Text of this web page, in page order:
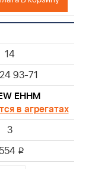
14
93-71
EHHM
в агрегатах
3
i